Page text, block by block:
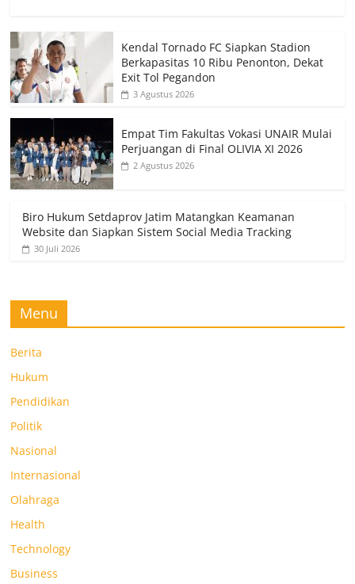
Kendal Tornado FC Siapkan Stadion
Berkapasitas 10 Ribu Penonton, Dekat
Exit Tol Pegandon
3 Agustus 2026
Empat Tim Fakultas Vokasi UNAIR Mulai
Perjuangan di Final OLIVIA XI 2026
2 Agustus 2026
Biro Hukum Setdaprov Jatim Matangkan Keamanan
Website dan Siapkan Sistem Social Media Tracking
30 Juli 2026
Menu
Berita
Hukum
Pendidikan
Politik
Nasional
Internasional
Olahraga
Health
Technology
Business